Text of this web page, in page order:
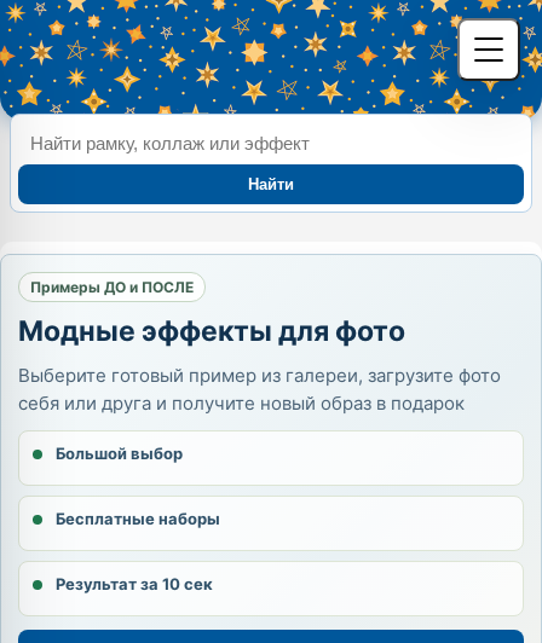
Найти
Примеры ДО и ПОСЛЕ
Модные эффекты для фото
Выберите готовый пример из галереи, загрузите фото
себя или друга и получите новый образ в подарок
Большой выбор
Бесплатные наборы
Результат за 10 сек